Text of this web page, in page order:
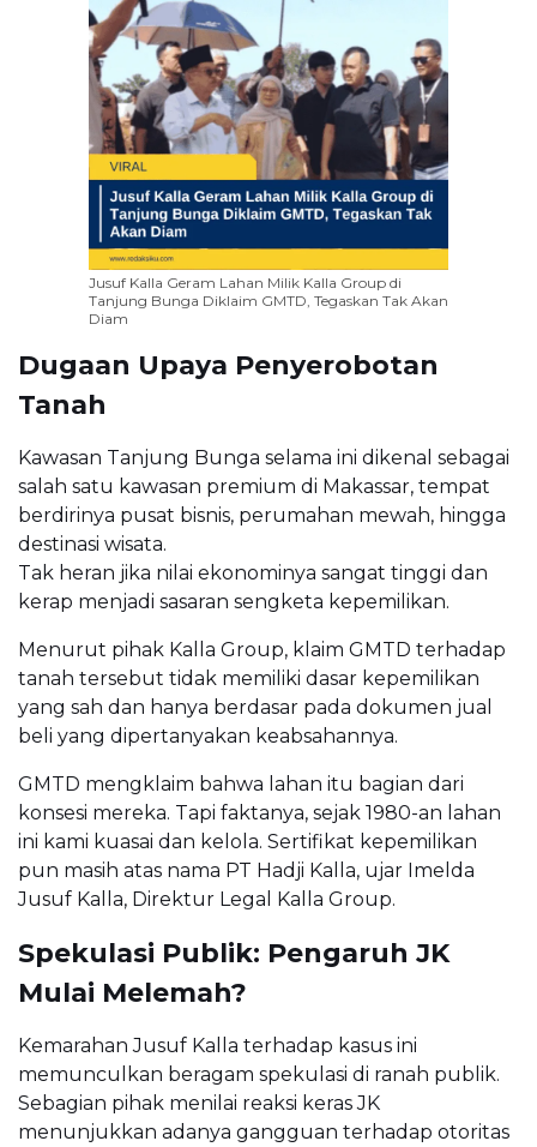
Jusuf Kalla Geram Lahan Milik Kalla Group di
Tanjung Bunga Diklaim GMTD, Tegaskan Tak Akan
Diam
Dugaan Upaya Penyerobotan
Tanah
Kawasan Tanjung Bunga selama ini dikenal sebagai
salah satu kawasan premium di Makassar, tempat
berdirinya pusat bisnis, perumahan mewah, hingga
destinasi wisata.
Tak heran jika nilai ekonominya sangat tinggi dan
kerap menjadi sasaran sengketa kepemilikan.
Menurut pihak Kalla Group, klaim GMTD terhadap
tanah tersebut tidak memiliki dasar kepemilikan
yang sah dan hanya berdasar pada dokumen jual
beli yang dipertanyakan keabsahannya.
GMTD mengklaim bahwa lahan itu bagian dari
konsesi mereka. Tapi faktanya, sejak 1980-an lahan
ini kami kuasai dan kelola. Sertifikat kepemilikan
pun masih atas nama PT Hadji Kalla, ujar Imelda
Jusuf Kalla, Direktur Legal Kalla Group.
Spekulasi Publik: Pengaruh JK
Mulai Melemah?
Kemarahan Jusuf Kalla terhadap kasus ini
memunculkan beragam spekulasi di ranah publik.
Sebagian pihak menilai reaksi keras JK
menunjukkan adanya gangguan terhadap otoritas